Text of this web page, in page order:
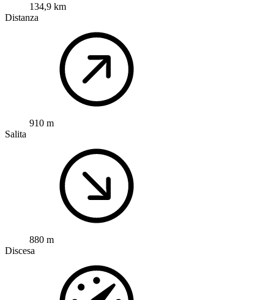
134,9 km
Distanza
910 m
Salita
880 m
Discesa